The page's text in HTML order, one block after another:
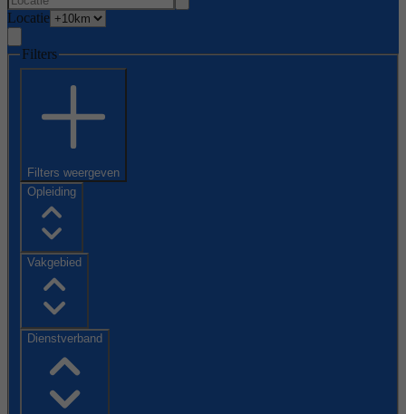
Locatie
Filters
Filters weergeven
Opleiding
Vakgebied
Dienstverband